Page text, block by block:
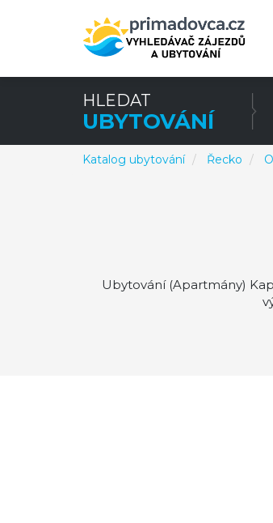
HLEDAT
UBYTOVÁNÍ
Katalog ubytování Řecko
Ubytování (Apartmány)